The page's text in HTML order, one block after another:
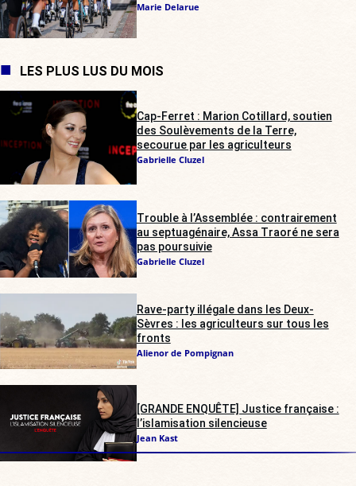
Marie Delarue
LES PLUS LUS DU MOIS
Cap-Ferret : Marion Cotillard, soutien
des Soulèvements de la Terre,
secourue par les agriculteurs
Gabrielle Cluzel
Trouble à l’Assemblée : contrairement
au septuagénaire, Assa Traoré ne sera
pas poursuivie
Gabrielle Cluzel
Rave-party illégale dans les Deux-
Sèvres : les agriculteurs sur tous les
fronts
Alienor de Pompignan
[GRANDE ENQUÊTE] Justice française :
l’islamisation silencieuse
Jean Kast